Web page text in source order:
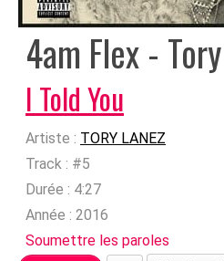
4am Flex -
I Told You
Artiste : TORY LANEZ
Track : #5
Durée : 4:27
Année : 2016
Soumettre les paroles